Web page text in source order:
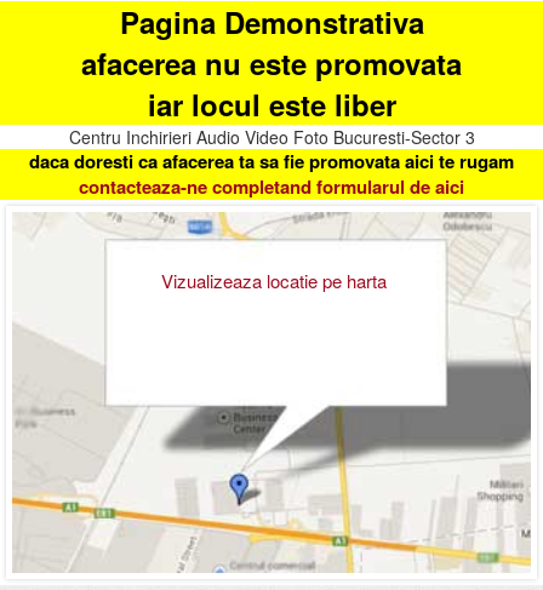
Pagina Demonstrativa
afacerea nu este promovata
iar locul este liber
Centru Inchirieri Audio Video Foto Bucuresti-Sector 3
daca doresti ca afacerea ta sa fie promovata aici te rugam
contacteaza-ne completand formularul de aici
Vizualizeaza locatie pe harta